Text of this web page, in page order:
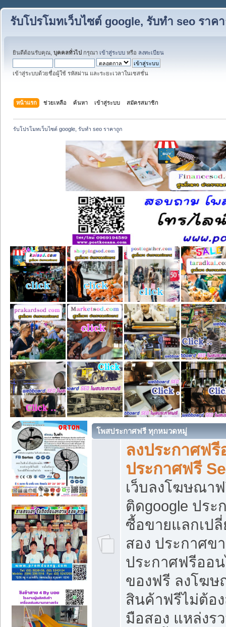
รับโปรโมทเว็บไซต์ google, รับทำ seo ราค
ยินดีต้อนรับคุณ, บุคคลทั่วไป กรุณา เข้าสู่ระบบ หรือ ลงทะเบียน
เข้าสู่ระบบด้วยชื่อผู้ใช้ รหัสผ่าน และระยะเวลาในเซสชั่น
หน้าแรก ช่วยเหลือ ค้นหา เข้าสู่ระบบ สมัครสมาชิก
รับโปรโมทเว็บไซต์ google, รับทำ seo ราคาถูก
โพสประกาศฟรี ทุกหมวดหมู่
ลงประกาศฟ
ประกาศฟรี
เว็บลงโฆษณา
ติดgoogle ปร
ซื้อขายแลกเป
สอง ประกาศข
ประกาศฟรีออ
ของฟรี ลงโฆ
สินค้าฟรีไม่ต้อ
มือสอง แหล่งร